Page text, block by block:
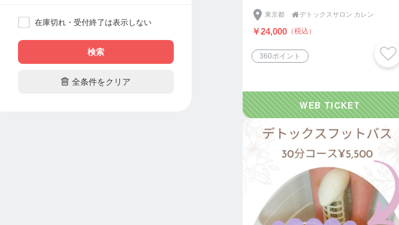
東京都 デトックスサロン カレン
￥24,000 （税込）
360ポイント
在庫切れ・受付終了は表示しない
検索
 全条件をクリア